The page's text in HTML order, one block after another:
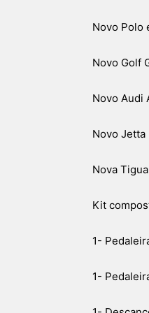
Novo Polo
Novo Golf
Novo Audi
Novo Jetta
Nova
Kit
1-
1-